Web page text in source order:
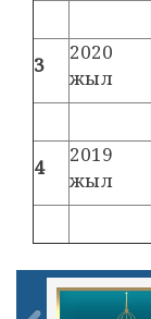
3
2020
жыл
4
2019
жыл